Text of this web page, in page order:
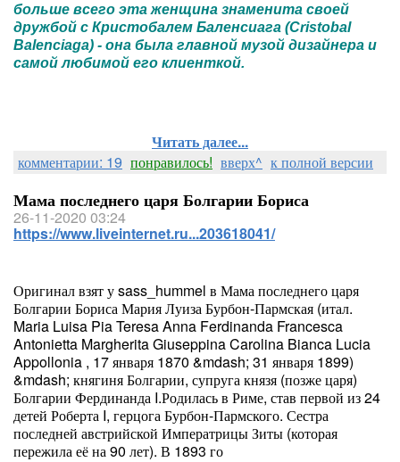
больше всего эта женщина знаменита своей
дружбой с Кристобалем Баленсиага (Cristobal
Balenciaga) - она была главной музой дизайнера и
самой любимой его клиенткой.
Читать далее...
комментарии: 19 понравилось! вверх^ к полной версии
Мама последнего царя Болгарии Бориса
26-11-2020 03:24
https://www.liveinternet.ru...203618041/
Оригинал взят у sass_hummel в Мама последнего царя
Болгарии Бориса Мария Луиза Бурбон-Пармская (итал.
Maria Luisa Pia Teresa Anna Ferdinanda Francesca
Antonietta Margherita Giuseppina Carolina Bianca Lucia
Appollonia , 17 января 1870 &mdash; 31 января 1899)
&mdash; княгиня Болгарии, супруга князя (позже царя)
Болгарии Фердинанда I.Родилась в Риме, став первой из 24
детей Роберта I, герцога Бурбон-Пармского. Сестра
последней австрийской Императрицы Зиты (которая
пережила её на 90 лет). В 1893 го